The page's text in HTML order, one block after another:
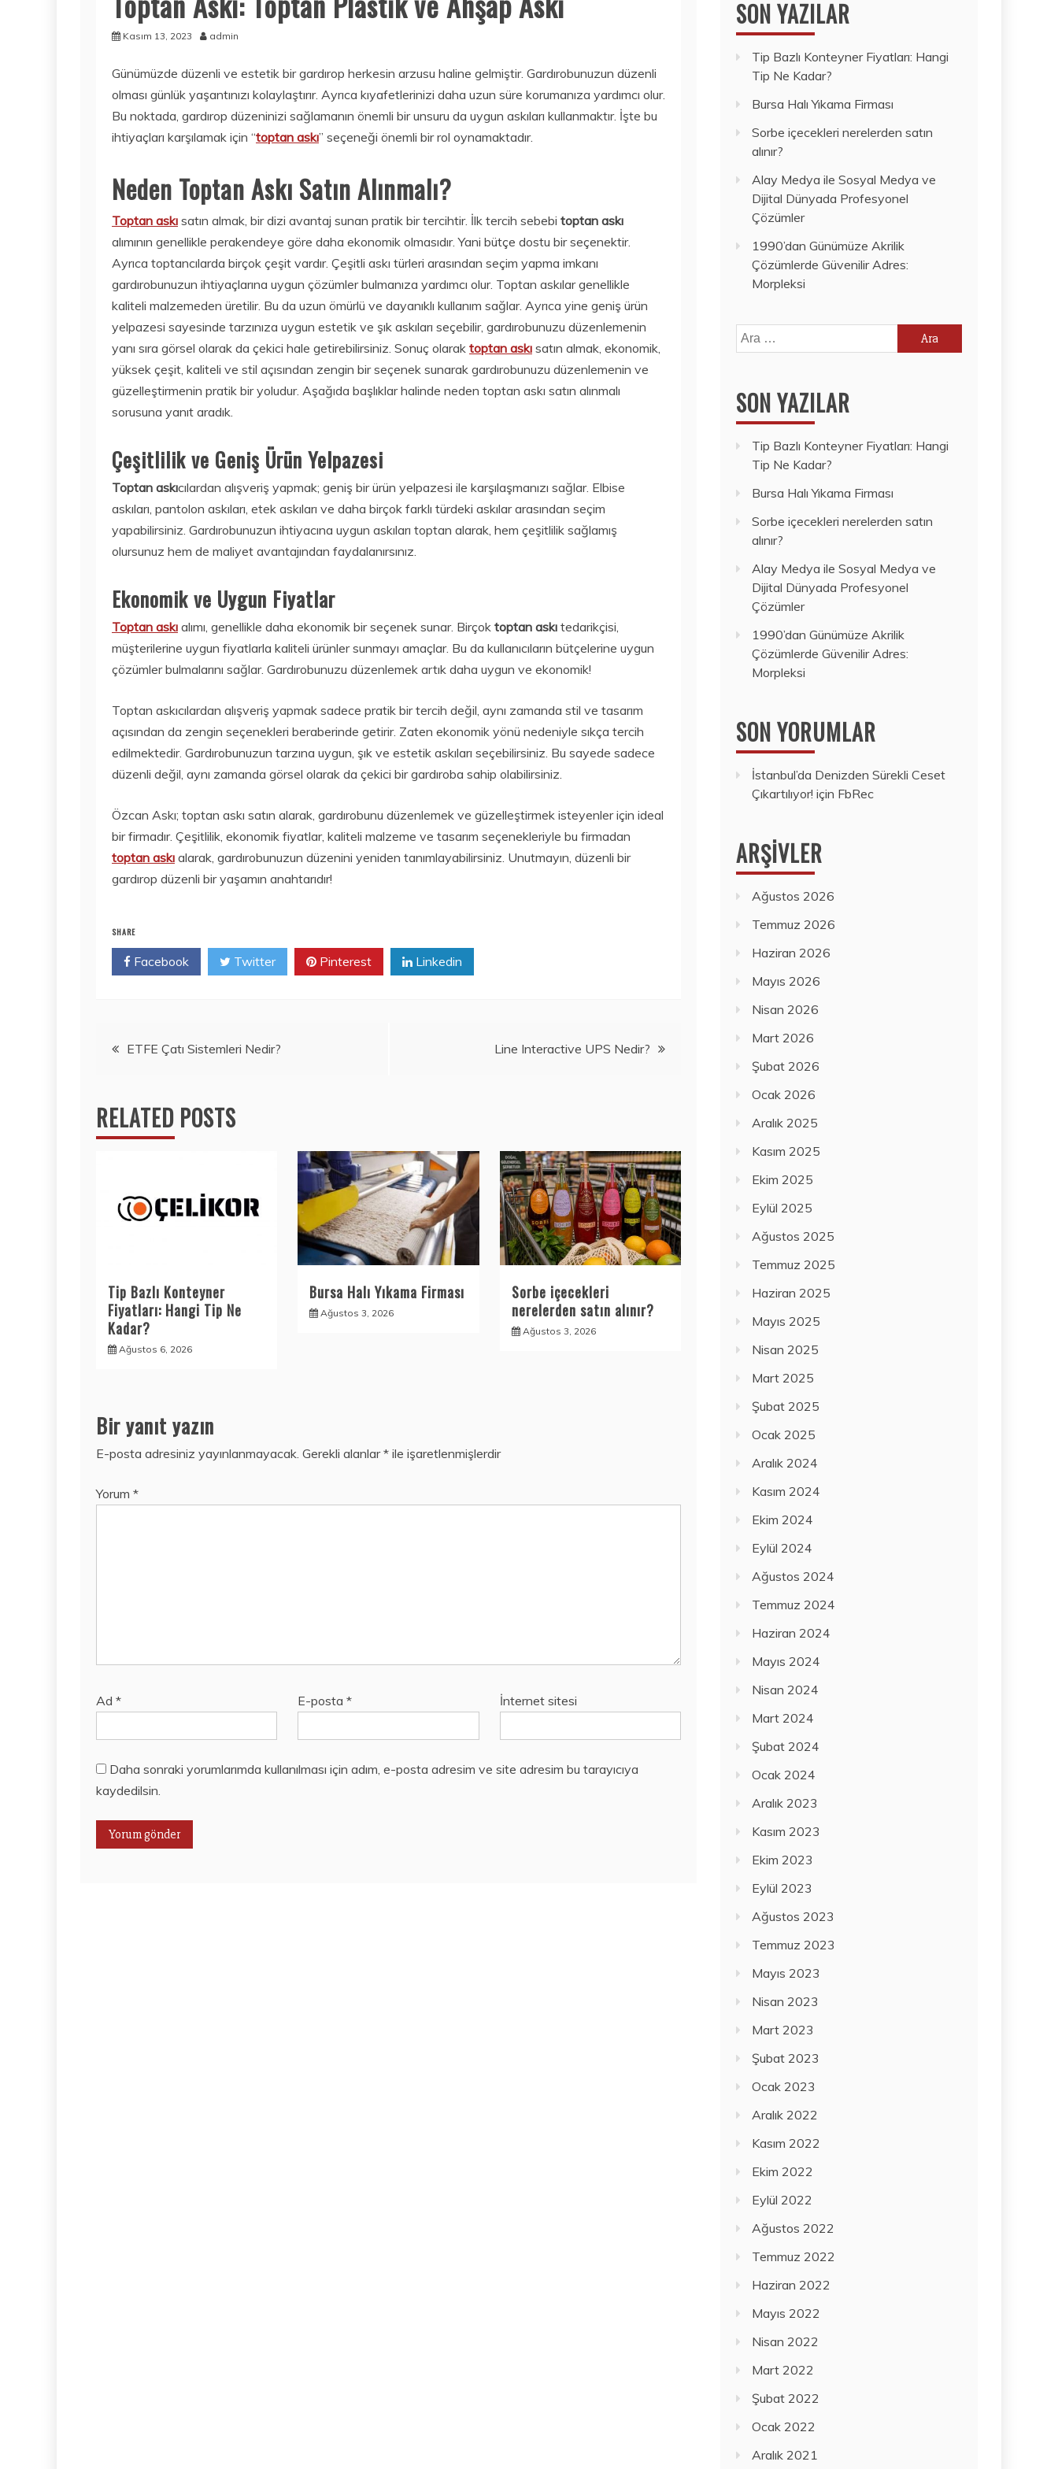
Kasım 13, 2023 admin
Günümüzde düzenli ve estetik bir gardırop herkesin arzusu haline gelmiştir. Gardırobunuzun düzenli
olması günlük yaşantınızı kolaylaştırır. Ayrıca kıyafetlerinizi daha uzun süre korumanıza yardımcı olur.
Bu noktada, gardırop düzeninizi sağlamanın önemli bir unsuru da uygun askıları kullanmaktır. İşte bu
ihtiyaçları karşılamak için “toptan askı” seçeneği önemli bir rol oynamaktadır.
Neden Toptan Askı Satın Alınmalı?
Toptan askı satın almak, bir dizi avantaj sunan pratik bir tercihtir. İlk tercih sebebi toptan askı
alımının genellikle perakendeye göre daha ekonomik olmasıdır. Yani bütçe dostu bir seçenektir.
Ayrıca toptancılarda birçok çeşit vardır. Çeşitli askı türleri arasından seçim yapma imkanı
gardırobunuzun ihtiyaçlarına uygun çözümler bulmanıza yardımcı olur. Toptan askılar genellikle
kaliteli malzemeden üretilir. Bu da uzun ömürlü ve dayanıklı kullanım sağlar. Ayrıca yine geniş ürün
yelpazesi sayesinde tarzınıza uygun estetik ve şık askıları seçebilir, gardırobunuzu düzenlemenin
yanı sıra görsel olarak da çekici hale getirebilirsiniz. Sonuç olarak toptan askı satın almak, ekonomik,
yüksek çeşit, kaliteli ve stil açısından zengin bir seçenek sunarak gardırobunuzu düzenlemenin ve
güzelleştirmenin pratik bir yoludur. Aşağıda başlıklar halinde neden toptan askı satın alınmalı
sorusuna yanıt aradık.
Çeşitlilik ve Geniş Ürün Yelpazesi
Toptan askıcılardan alışveriş yapmak; geniş bir ürün yelpazesi ile karşılaşmanızı sağlar. Elbise
askıları, pantolon askıları, etek askıları ve daha birçok farklı türdeki askılar arasından seçim
yapabilirsiniz. Gardırobunuzun ihtiyacına uygun askıları toptan alarak, hem çeşitlilik sağlamış
olursunuz hem de maliyet avantajından faydalanırsınız.
Ekonomik ve Uygun Fiyatlar
Toptan askı alımı, genellikle daha ekonomik bir seçenek sunar. Birçok toptan askı tedarikçisi,
müşterilerine uygun fiyatlarla kaliteli ürünler sunmayı amaçlar. Bu da kullanıcıların bütçelerine uygun
çözümler bulmalarını sağlar. Gardırobunuzu düzenlemek artık daha uygun ve ekonomik!
Toptan askıcılardan alışveriş yapmak sadece pratik bir tercih değil, aynı zamanda stil ve tasarım
açısından da zengin seçenekleri beraberinde getirir. Zaten ekonomik yönü nedeniyle sıkça tercih
edilmektedir. Gardırobunuzun tarzına uygun, şık ve estetik askıları seçebilirsiniz. Bu sayede sadece
düzenli değil, aynı zamanda görsel olarak da çekici bir gardıroba sahip olabilirsiniz.
Özcan Askı; toptan askı satın alarak, gardırobunu düzenlemek ve güzelleştirmek isteyenler için ideal
bir firmadır. Çeşitlilik, ekonomik fiyatlar, kaliteli malzeme ve tasarım seçenekleriyle bu firmadan
toptan askı alarak, gardırobunuzun düzenini yeniden tanımlayabilirsiniz. Unutmayın, düzenli bir
gardırop düzenli bir yaşamın anahtarıdır!
SHARE
Facebook Twitter Pinterest Linkedin
YazıETFE Çatı Sistemleri Nedir? Line Interactive UPS Nedir?
RELATED POSTS
Tip Bazlı Konteyner
Fiyatları: Hangi Tip Ne
Kadar?
Ağustos 6, 2026
Bursa Halı Yıkama Firması
Ağustos 3, 2026
Sorbe içecekleri
nerelerden satın alınır?
Ağustos 3, 2026
Bir yanıt yazın
E-posta adresiniz yayınlanmayacak. Gerekli alanlar* ile işaretlenmişlerdir
Yorum *
Ad * E-posta* İnternet sitesi
Daha sonraki yorumlarımda kullanılması için adım, e-posta adresim ve site adresim bu tarayıcıya
kaydedilsin.
SON YAZILAR
Tip Bazlı Konteyner Fiyatları: Hangi
Tip Ne Kadar?
Bursa Halı Yıkama Firması
Sorbe içecekleri nerelerden satın
alınır?
Alay Medya ile Sosyal Medya ve
Dijital Dünyada Profesyonel
Çözümler
1990’dan Günümüze Akrilik
Çözümlerde Güvenilir Adres:
Morpleksi
Arama:
SON YAZILAR
Tip Bazlı Konteyner Fiyatları: Hangi
Tip Ne Kadar?
Bursa Halı Yıkama Firması
Sorbe içecekleri nerelerden satın
alınır?
Alay Medya ile Sosyal Medya ve
Dijital Dünyada Profesyonel
Çözümler
1990’dan Günümüze Akrilik
Çözümlerde Güvenilir Adres:
Morpleksi
SON YORUMLAR
İstanbul’da Denizden Sürekli Ceset
Çıkartılıyor! için FbRec
ARŞIVLER
Ağustos 2026
Temmuz 2026
Haziran 2026
Mayıs 2026
Nisan 2026
Mart 2026
Şubat 2026
Ocak 2026
Aralık 2025
Kasım 2025
Ekim 2025
Eylül 2025
Ağustos 2025
Temmuz 2025
Haziran 2025
Mayıs 2025
Nisan 2025
Mart 2025
Şubat 2025
Ocak 2025
Aralık 2024
Kasım 2024
Ekim 2024
Eylül 2024
Ağustos 2024
Temmuz 2024
Haziran 2024
Mayıs 2024
Nisan 2024
Mart 2024
Şubat 2024
Ocak 2024
Aralık 2023
Kasım 2023
Ekim 2023
Eylül 2023
Ağustos 2023
Temmuz 2023
Mayıs 2023
Nisan 2023
Mart 2023
Şubat 2023
Ocak 2023
Aralık 2022
Kasım 2022
Ekim 2022
Eylül 2022
Ağustos 2022
Temmuz 2022
Haziran 2022
Mayıs 2022
Nisan 2022
Mart 2022
Şubat 2022
Ocak 2022
Aralık 2021